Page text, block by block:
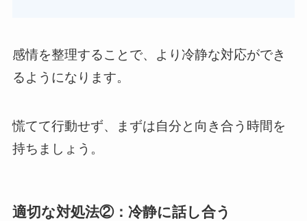
感情を整理することで、より冷静な対応ができ
るようになります。
慌てて行動せず、まずは自分と向き合う時間を
持ちましょう。
適切な対処法②：冷静に話し合う